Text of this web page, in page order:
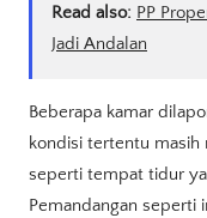
Read also: PP
Jadi Andalan
Beberapa kamar
kondisi tertentu masih
seperti tempat tidur
Pemandangan seperti